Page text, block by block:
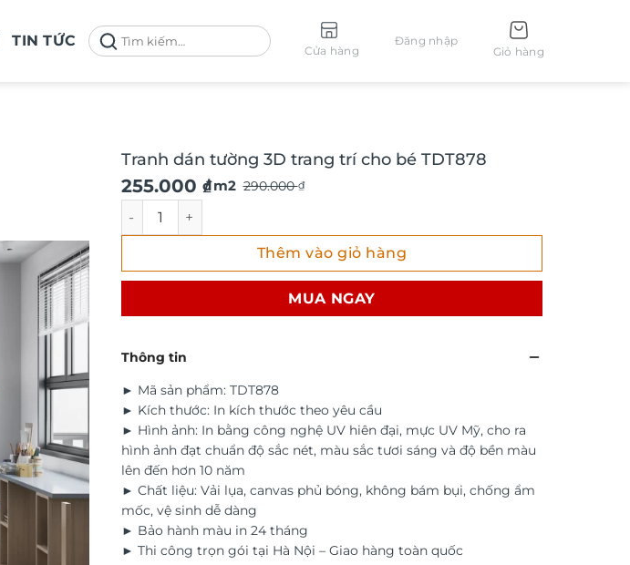
TIN TỨC
Tìm
kiếm:
Cửa hàng
Đăng nhập
Giỏ hàng
Tranh dán tường 3D trang trí cho bé TDT878
290.000₫
Giá
gốc
là:
290.000 ₫.
255.000 ₫
Giá
hiện
tại
là:
/ m2
Tranh dán tường 3D trang trí cho bé TDT878 số lượng
Thêm vào giỏ hàng
MUA NGAY
Thông tin
► Mã sản phẩm: TDT878
► Kích thước: In kích thước theo yêu cầu
► Hình ảnh: In bằng công nghệ UV hiên đại, mực UV Mỹ, cho ra
hình ảnh đạt chuẩn độ sắc nét, màu sắc tươi sáng và độ bền màu
lên đến hơn 10 năm
► Chất liệu: Vải lụa, canvas phủ bóng, không bám bụi, chống ẩm
mốc, vệ sinh dễ dàng
► Bảo hành màu in 24 tháng
► Thi công trọn gói tại Hà Nội – Giao hàng toàn quốc